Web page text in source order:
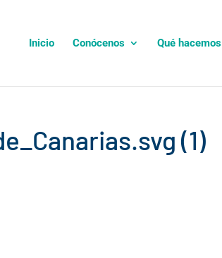
Inicio Conócenos Qué hacemos
(1)